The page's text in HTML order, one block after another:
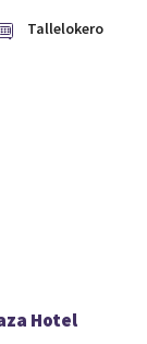
Tallelokero
Hotel